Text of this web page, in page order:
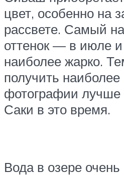
цвет, особенно на
рассвете. Самый
оттенок — в июле и
наиболее жарко.
получить
фотографии лучше
Саки в это время.
Вода в озере очень